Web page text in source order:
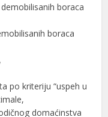
boraca
boraca
po kriteriju “uspeh u
domaćinstva